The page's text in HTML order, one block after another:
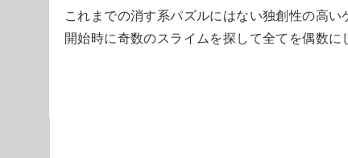
これまでの消す系パズルにはない独創性の高い
開始時に奇数のスライムを探して全てを偶数に